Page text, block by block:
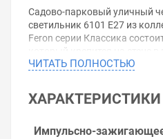
Садово-парковый уличный
светильник 6101 E27 из
Feron серии Классика
который крепится на стене
консоли фонарем вверх.
Корпус светильника литой,
Габаритные размеры фонаря
составляет 200 мм, общая
ЧИТАТЬ ПОЛНОСТЬЮ
ХАРАКТЕРИСТИКИ
Импульсно-